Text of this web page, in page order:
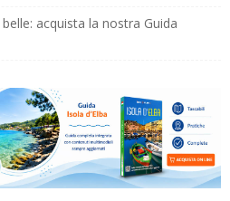
acquista la nostra Guida